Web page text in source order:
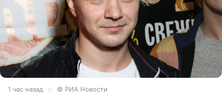
1 час назад © РИА Новости